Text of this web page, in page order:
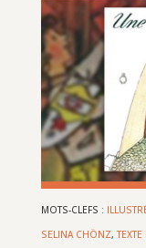
MOTS-CLEFS :
SELINA CHÖNZ,